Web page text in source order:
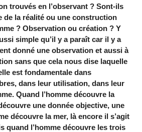
trouvés en l’observant ? Sont-ils
de la réalité ou une construction
? Observation ou création ? Y
simple qu’il y a paraît car il y a
donné une observation et aussi à
sans que cela nous dise laquelle
est fondamentale dans
dans leur utilisation, dans leur
Quand l’homme découvre la
une donnée objective, une
découvre la mer, là encore il s’agit
quand l’homme découvre les trois